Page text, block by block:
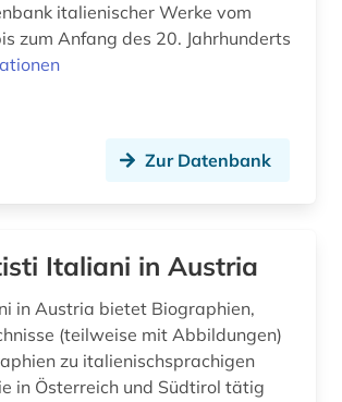
verbundkatalog (2)
vokalmusik (1)
wörterbuch (1)
zahlungsbilanzstatistik (1)
italienischer Werke vom
zum Anfang des 20. Jahrhunderts
Zur Datenbank
Italiani in Austria
in Austria bietet Biographien,
(teilweise mit Abbildungen)
zu italienischsprachigen
in Österreich und Südtirol tätig